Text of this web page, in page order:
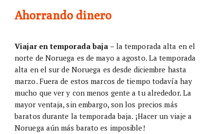
Ahorrando dinero
Viajar en temporada baja – la temporada alta en el
norte de Noruega es de mayo a agosto. La temporada
alta en el sur de Noruega es desde diciembre hasta
marzo. Fuera de estos marcos de tiempo todavía hay
mucho que ver y con menos gente a tu alrededor. La
mayor ventaja, sin embargo, son los precios más
baratos durante la temporada baja. ¡Hacer un viaje a
Noruega aún más barato es imposible!